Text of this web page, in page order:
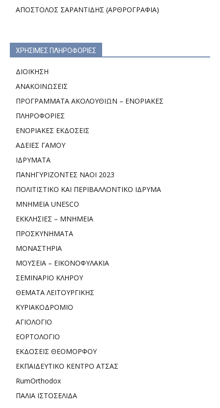
ΑΠΟΣΤΟΛΟΣ ΣΑΡΑΝΤΙΔΗΣ (ΑΡΘΡΟΓΡΑΦΙΑ)
ΧΡΗΣΙΜΕΣ ΠΛΗΡΟΦΟΡΙΕΣ
ΔΙΟΙΚΗΣΗ
ΑΝΑΚΟΙΝΩΣΕΙΣ
ΠΡΟΓΡΑΜΜΑΤΑ ΑΚΟΛΟΥΘΙΩΝ – ΕΝΟΡΙΑΚΕΣ
ΠΛΗΡΟΦΟΡΙΕΣ
ΕΝΟΡΙΑΚΕΣ ΕΚΔΟΣΕΙΣ
ΑΔΕΙΕΣ ΓΑΜΟΥ
ΙΔΡΥΜΑΤΑ
ΠΑΝΗΓΥΡΙΖΟΝΤΕΣ ΝΑΟΙ 2023
ΠΟΛΙΤΙΣΤΙΚΟ ΚΑΙ ΠΕΡΙΒΑΛΛΟΝΤΙΚΟ ΙΔΡΥΜΑ
ΜΝΗΜΕΙΑ UNESCO
ΕΚΚΛΗΣΙΕΣ – ΜΝΗΜΕΙΑ
ΠΡΟΣΚΥΝΗΜΑΤΑ
ΜΟΝΑΣΤΗΡΙΑ
ΜΟΥΣΕΙΑ – ΕΙΚΟΝΟΦΥΛΑΚΙΑ
ΣΕΜΙΝΑΡΙΟ ΚΛΗΡΟΥ
ΘΕΜΑΤΑ ΛΕΙΤΟΥΡΓΙΚΗΣ
ΚΥΡΙΑΚΟΔΡΟΜΙΟ
ΑΓΙΟΛΟΓΙΟ
ΕΟΡΤΟΛΟΓΙΟ
ΕΚΔΟΣΕΙΣ ΘΕΟΜΟΡΦΟΥ
ΕΚΠΑΙΔΕΥΤΙΚΟ ΚΕΝΤΡΟ ΑΤΣΑΣ
RumOrthodox
ΠΑΛΙΑ ΙΣΤΟΣΕΛΙΔΑ